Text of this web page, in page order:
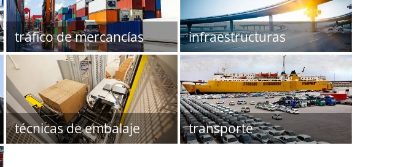
tráfico de mercancías infraestructuras
técnicas de embalaje transporte